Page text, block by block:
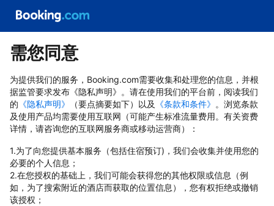
需您同意
为提供我们的服务，Booking.com需要收集和处理您的信息，并根
据监管要求发布《隐私声明》。请在使用我们的平台前，阅读我们
的 《隐私声明》 （要点摘要如下）以及 《条款和条件》 。浏览条款
及使用产品均需要使用互联网（可能产生标准流量费用。有关资费
详情，请咨询您的互联网服务商或移动运营商）：
1.为了向您提供基本服务（包括住宿预订)，我们会收集并使用您的
必要的个人信息；
2.在您授权的基础上，我们可能会获得您的其他权限或信息（例
如，为了搜索附近的酒店而获取的位置信息），您有权拒绝或撤销
该授权；